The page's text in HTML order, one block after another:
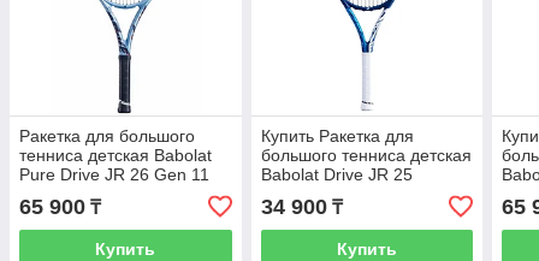
Ракетка для большого
тенниса детская Babolat
Pure Drive JR 26 Gen 11
65 900 ₸
Купить
Купить Ракетка для
большого тенниса детская
Babolat Drive JR 25
34 900₸
Купить
65